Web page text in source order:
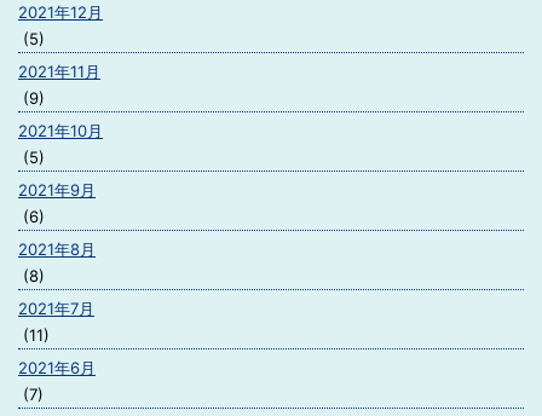
2021年12月
(5)
2021年11月
(9)
2021年10月
(5)
2021年9月
(6)
2021年8月
(8)
2021年7月
(11)
2021年6月
(7)